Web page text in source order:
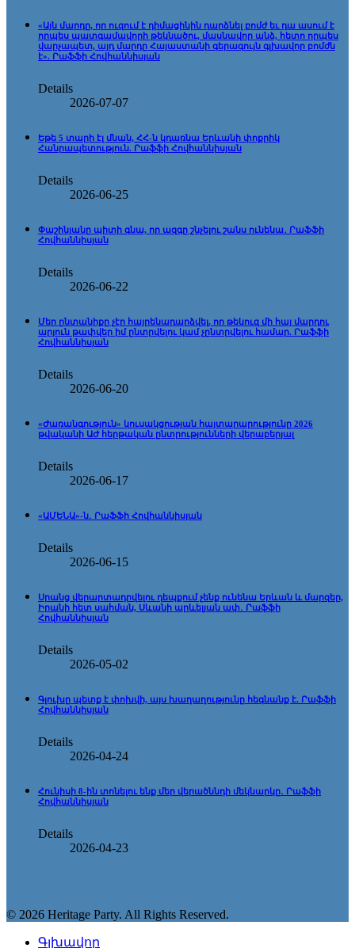
«Այն մարդը, որ ուզում է դիմացինին դարձնել բոմժ եւ դա ասում է
որպես պատգամավորի թեկնածու, մասնավոր անձ, հետո որպես
վարչապետ, այդ մարդը Հայաստանի գերագույն գլխավոր բոմժն
է». Րաֆֆի Հովհաննիսյան
Details
2026-07-07
Եթե 5 տարի էլ մնան, ՀՀ-ն կդառնա Երևանի փոքրիկ
Հանրապետություն. Րաֆֆի Հովհաննիսյան
Details
2026-06-25
Փաշինյանը պիտի գնա, որ ազգը շնչելու շանս ունենա․ Րաֆֆի
Հովհաննիսյան
Details
2026-06-22
Մեր ընտանիքը չէր հայրենադարձվել, որ թեկուզ մի հայ մարդու
արյուն թափվեր իմ ընտրվելու կամ չընտրվելու համար. Րաֆֆի
Հովհաննիսյան
Details
2026-06-20
«Ժառանգություն» կուսակցության հայտարարությունը 2026
թվականի ԱԺ հերթական ընտրությունների վերաբերյալ
Details
2026-06-17
«ԱՄԵՆԱ»-ն․ Րաֆֆի Հովհաննիսյան
Details
2026-06-15
Սրանց վերարտադրվելու դեպքում չենք ունենա Երևան և մարզեր,
Իրանի հետ սահման, Սևանի արևելյան ափ․ Րաֆֆի
Հովհաննիսյան
Details
2026-05-02
Գլուխը պետք է փոխվի, այս խաղաղությունը հեգնանք է. Րաֆֆի
Հովհաննիսյան
Details
2026-04-24
Հունիսի 8-ին տոնելու ենք մեր վերածննդի մեկնարկը․ Րաֆֆի
Հովհաննիսյան
Details
2026-04-23
© 2026 Heritage Party. All Rights Reserved.
Գլխավոր